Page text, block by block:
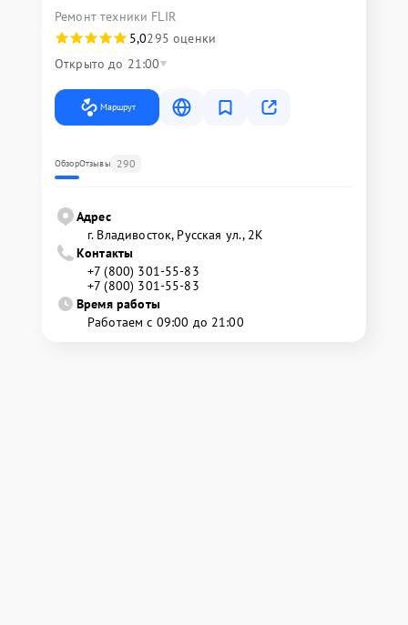
Ремонт техники FLIR
5,0295 оценки
Открыто до 21:00
Маршрут
ОбзорОтзывы 290
Адрес
г. Владивосток, Русская ул., 2К
Контакты
+7 (800) 301-55-83
+7 (800) 301-55-83
Время работы
Работаем с 09:00 до 21:00